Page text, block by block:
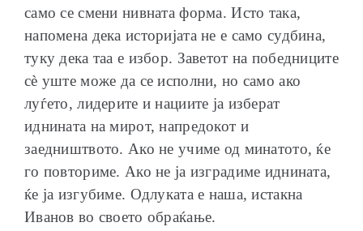
само се смени нивната форма. Исто така,
напомена дека историјата не е само судбина,
туку дека таа е избор. Заветот на победниците
сè уште може да се исполни, но само ако
луѓето, лидерите и нациите ја изберат
иднината на мирот, напредокот и
заедништвото. Ако не учиме од минатото, ќе
го повториме. Ако не ја изградиме иднината,
ќе ја изгубиме. Одлуката е наша, истакна
Иванов во своето обраќање.